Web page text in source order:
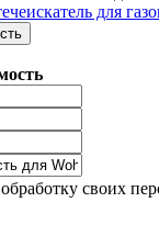
для
своих